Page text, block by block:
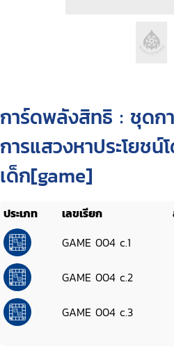
การ์ดพลังสิทธิ : ชุดก
การแสวงหาประโยช
เด็ก[game]
ประเภท เลขเรียก
GAME 004 c.1
GAME 004 c.2
GAME 004 c.3